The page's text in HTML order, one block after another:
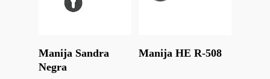
Leer Más
Manija Sandra
Negra
Leer Más
Manija HE R-508